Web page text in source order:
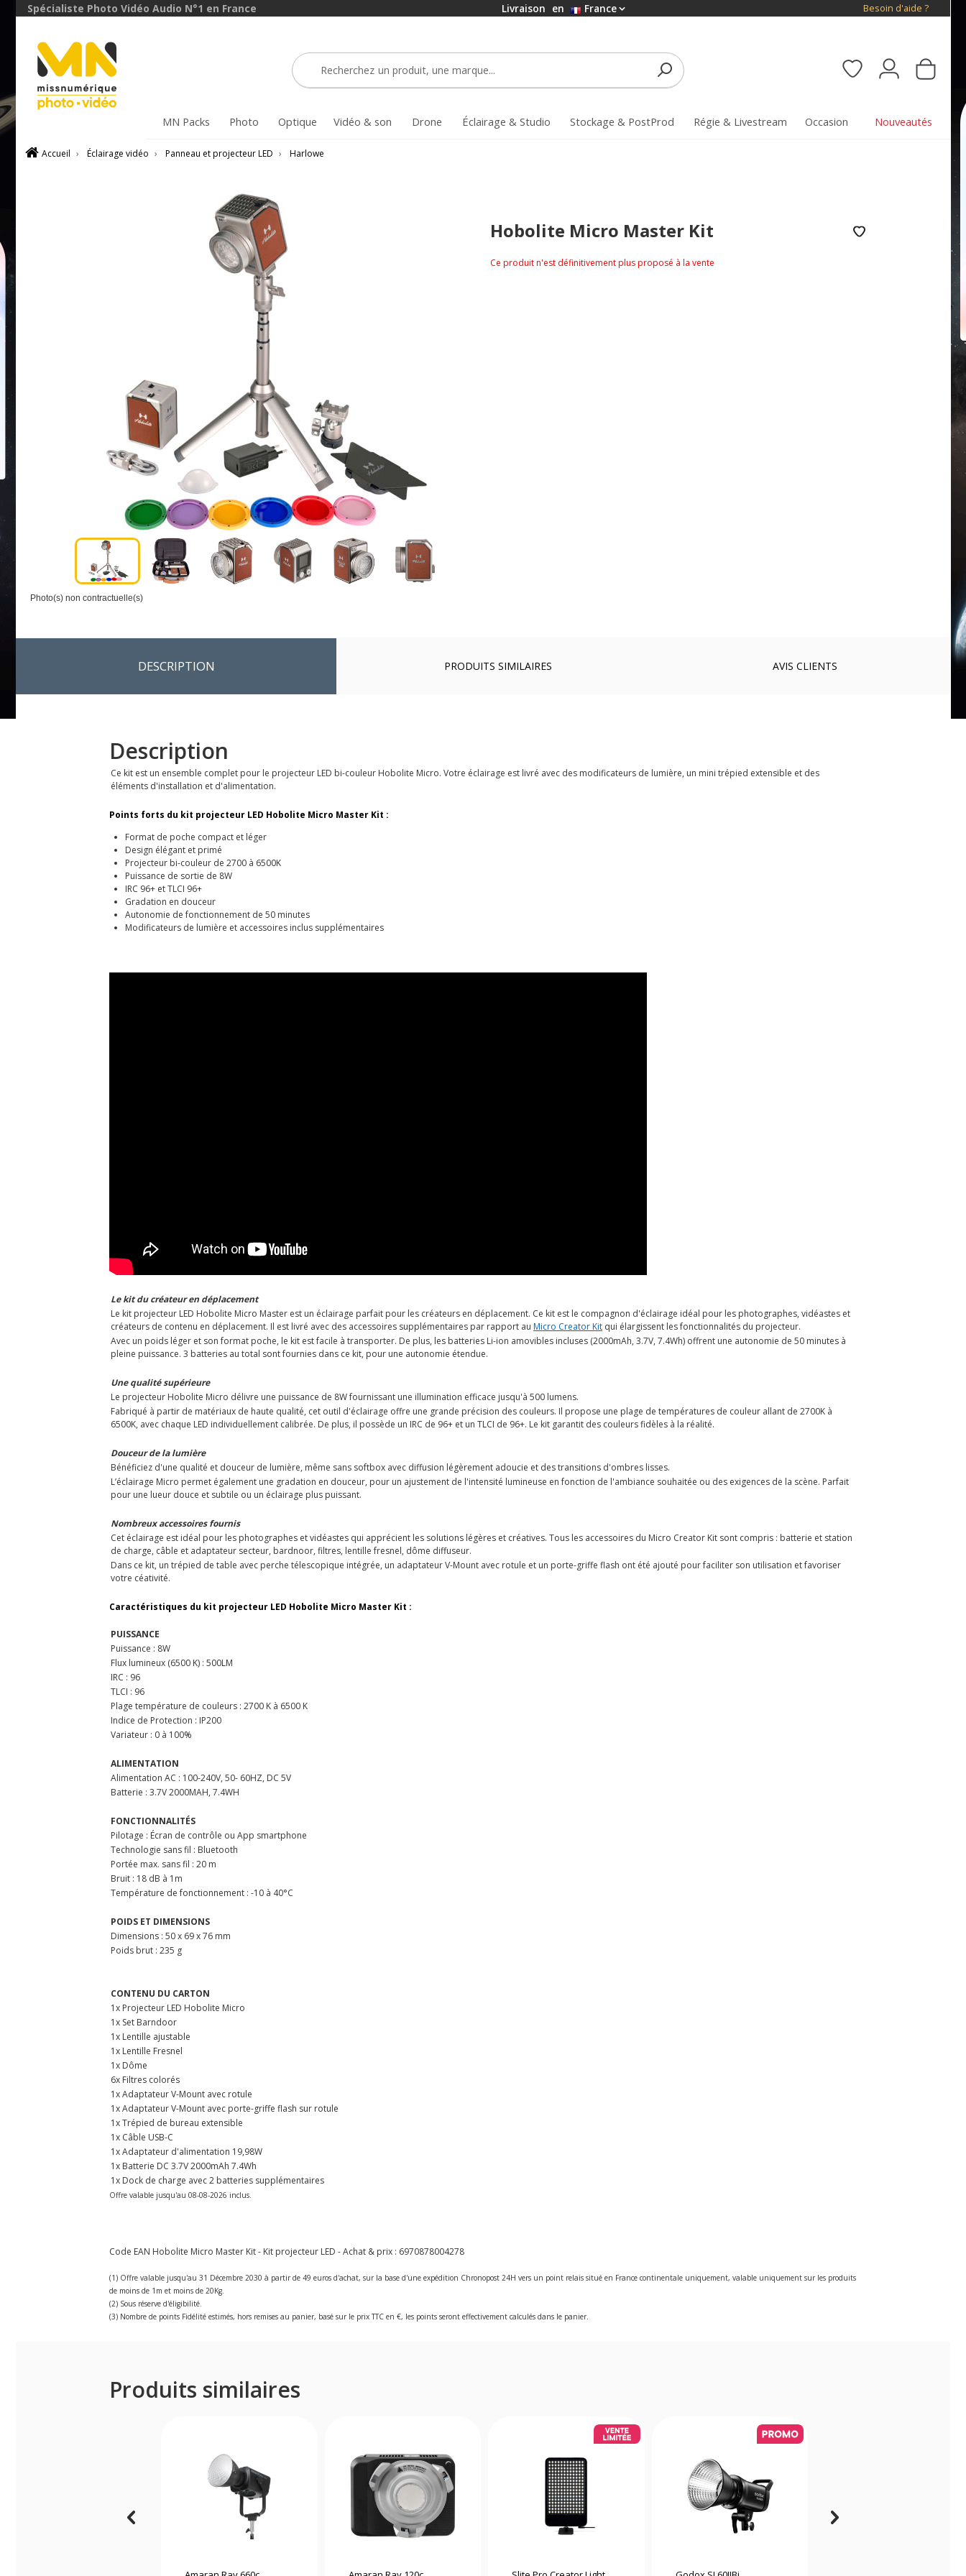
Spécialiste Photo Vidéo Audio N°1 en France Livraison en France Besoin d'aide ?
MN Packs Photo Optique Vidéo & son Drone Éclairage & Studio Stockage & PostProd Régie & Livestream Occasion Nouveautés
Accueil › Éclairage vidéo › Panneau et projecteur LED › Harlowe
Photo(s) non contractuelle(s)
Hobolite Micro Master Kit
Ce produit n'est définitivement plus proposé à la vente
DESCRIPTION PRODUITS SIMILAIRES AVIS CLIENTS
Description
Ce kit est un ensemble complet pour le projecteur LED bi-couleur Hobolite Micro. Votre éclairage est livré avec des modificateurs de lumière, un mini trépied extensible et des
éléments d'installation et d'alimentation.
Points forts du kit projecteur LED Hobolite Micro Master Kit :
Format de poche compact et léger
Design élégant et primé
Projecteur bi-couleur de 2700 à 6500K
Puissance de sortie de 8W
IRC 96+ et TLCI 96+
Gradation en douceur
Autonomie de fonctionnement de 50 minutes
Modificateurs de lumière et accessoires inclus supplémentaires
Le kit du créateur en déplacement
Le kit projecteur LED Hobolite Micro Master est un éclairage parfait pour les créateurs en déplacement. Ce kit est le compagnon d'éclairage idéal pour les photographes, vidéastes et
créateurs de contenu en déplacement. Il est livré avec des accessoires supplémentaires par rapport au Micro Creator Kit qui élargissent les fonctionnalités du projecteur.
Avec un poids léger et son format poche, le kit est facile à transporter. De plus, les batteries Li-ion amovibles incluses (2000mAh, 3.7V, 7.4Wh) offrent une autonomie de 50 minutes à
pleine puissance. 3 batteries au total sont fournies dans ce kit, pour une autonomie étendue.
Une qualité supérieure
Le projecteur Hobolite Micro délivre une puissance de 8W fournissant une illumination efficace jusqu'à 500 lumens.
Fabriqué à partir de matériaux de haute qualité, cet outil d'éclairage offre une grande précision des couleurs. Il propose une plage de températures de couleur allant de 2700K à
6500K, avec chaque LED individuellement calibrée. De plus, il possède un IRC de 96+ et un TLCI de 96+. Le kit garantit des couleurs fidèles à la réalité.
Douceur de la lumière
Bénéficiez d'une qualité et douceur de lumière, même sans softbox avec diffusion légèrement adoucie et des transitions d'ombres lisses.
L’éclairage Micro permet également une gradation en douceur, pour un ajustement de l'intensité lumineuse en fonction de l'ambiance souhaitée ou des exigences de la scène. Parfait
pour une lueur douce et subtile ou un éclairage plus puissant.
Nombreux accessoires fournis
Cet éclairage est idéal pour les photographes et vidéastes qui apprécient les solutions légères et créatives. Tous les accessoires du Micro Creator Kit sont compris : batterie et station
de charge, câble et adaptateur secteur, bardnoor, filtres, lentille fresnel, dôme diffuseur.
Dans ce kit, un trépied de table avec perche télescopique intégrée, un adaptateur V-Mount avec rotule et un porte-griffe flash ont été ajouté pour faciliter son utilisation et favoriser
votre céativité.
Caractéristiques du kit projecteur LED Hobolite Micro Master Kit :
PUISSANCE
Puissance : 8W
Flux lumineux (6500 K) : 500LM
IRC : 96
TLCI : 96
Plage température de couleurs : 2700 K à 6500 K
Indice de Protection : IP200
Variateur : 0 à 100%
ALIMENTATION
Alimentation AC : 100-240V, 50- 60HZ, DC 5V
Batterie : 3.7V 2000MAH, 7.4WH
FONCTIONNALITÉS
Pilotage : Écran de contrôle ou App smartphone
Technologie sans fil : Bluetooth
Portée max. sans fil : 20 m
Bruit : 18 dB à 1m
Température de fonctionnement : -10 à 40°C
POIDS ET DIMENSIONS
Dimensions : 50 x 69 x 76 mm
Poids brut : 235 g
CONTENU DU CARTON
1x Projecteur LED Hobolite Micro
1x Set Barndoor
1x Lentille ajustable
1x Lentille Fresnel
1x Dôme
6x Filtres colorés
1x Adaptateur V-Mount avec rotule
1x Adaptateur V-Mount avec porte-griffe flash sur rotule
1x Trépied de bureau extensible
1x Câble USB-C
1x Adaptateur d'alimentation 19,98W
1x Batterie DC 3.7V 2000mAh 7.4Wh
1x Dock de charge avec 2 batteries supplémentaires
Offre valable jusqu'au 08-08-2026 inclus.
Code EAN Hobolite Micro Master Kit - Kit projecteur LED - Achat & prix : 6970878004278
(1) Offre valable jusqu'au 31 Décembre 2030 à partir de 49 euros d'achat, sur la base d'une expédition Chronopost 24H vers un point relais situé en France continentale uniquement, valable uniquement sur les produits
de moins de 1m et moins de 20Kg.
(2) Sous réserve d'éligibilité.
(3) Nombre de points Fidélité estimés, hors remises au panier, basé sur le prix TTC en €, les points seront effectivement calculés dans le panier.
Produits similaires